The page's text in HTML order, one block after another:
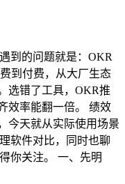
到的问题就是：OKR
到付费，从大厂生态
选错了工具，OKR推
效率能翻一倍。 绩效
今天就从实际使用场景
软件对比，同时也聊
你关注。 一、先明